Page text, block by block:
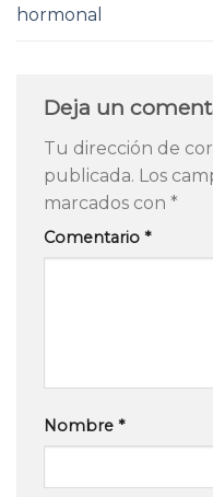
hormonal
Deja un
Tu dirección de
publicada. Los
marcados con *
Comentario *
Nombre *